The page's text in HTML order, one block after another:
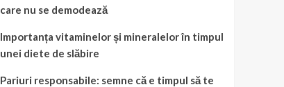
care nu se demodează
Importanța vitaminelor și mineralelor în timpul
unei diete de slăbire
Pariuri responsabile: semne că e timpul să te